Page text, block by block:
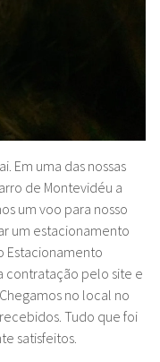
Em uma das nossas
de Montevidéu a
um voo para nosso
um estacionamento
Estacionamento
contratação pelo site e
no local no
Tudo que foi
satisfeitos.